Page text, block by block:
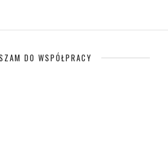
DO WSPÓŁPRACY